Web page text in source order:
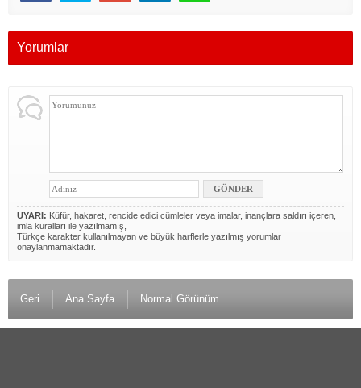
Yorumlar
UYARI: Küfür, hakaret, rencide edici cümleler veya imalar, inançlara saldırı içeren,
imla kuralları ile yazılmamış,
Türkçe karakter kullanılmayan ve büyük harflerle yazılmış yorumlar
onaylanmamaktadır.
Geri Ana Sayfa Normal Görünüm